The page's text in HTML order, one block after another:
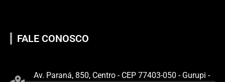
FALE CONOSCO
Av. Paraná, 850, Centro - CEP 77403-050 - Gurupi -